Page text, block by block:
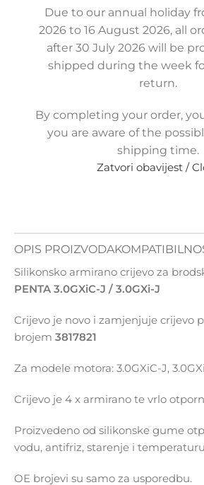
Due to our annual holiday
2026 to 16 August 2026, all
after 30 July 2026 will be
shipped during the week
return.
By completing your order,
you are aware of the
shipping time.
Zatvori obavijest /
Dodaj u košaricu
Buy now
Usporedi
Dodaj na popis
13 Osoba gleda upravo
ovaj proizvod!
OPIS PROIZVODA
Silikonsko armirano crijevo za
PENTA 3.0GXiC-J / 3.0GXi-J
Crijevo je novo i zamjenjuje crijevo
brojem 3817821
Za modele motora: 3.0GXiC-J,
Crijevo je 4 x armirano te vrlo
Proizvedeno od silikonske gume
vodu, antifriz, starenje i
OE brojevi su samo za usporedbu.